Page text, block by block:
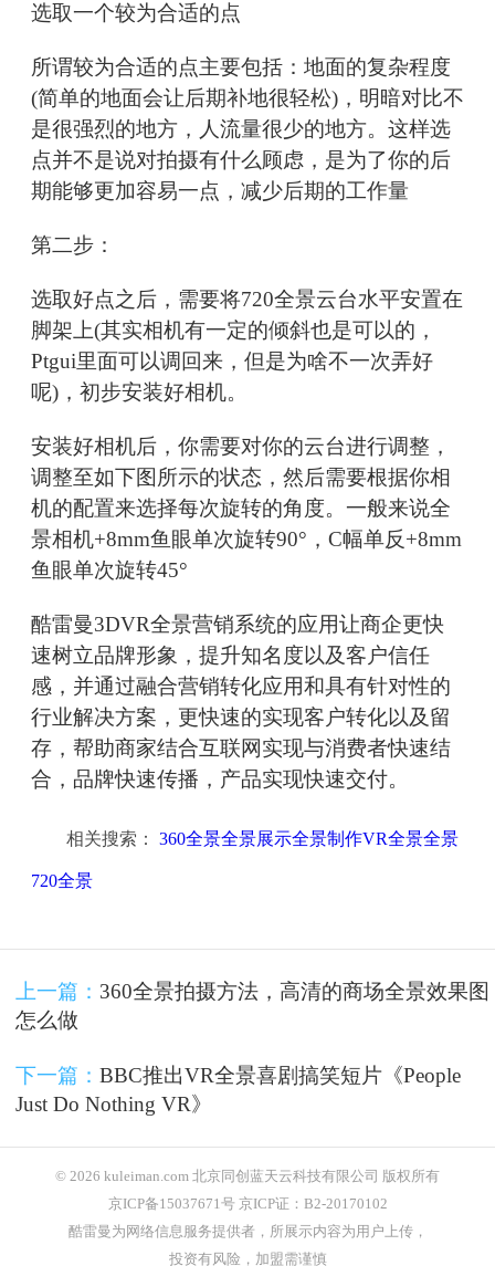
选取一个较为合适的点
所谓较为合适的点主要包括：地面的复杂程度
(简单的地面会让后期补地很轻松)，明暗对比不
是很强烈的地方，人流量很少的地方。这样选
点并不是说对拍摄有什么顾虑，是为了你的后
期能够更加容易一点，减少后期的工作量
第二步：
选取好点之后，需要将720全景云台水平安置在
脚架上(其实相机有一定的倾斜也是可以的，
Ptgui里面可以调回来，但是为啥不一次弄好
呢)，初步安装好相机。
安装好相机后，你需要对你的云台进行调整，
调整至如下图所示的状态，然后需要根据你相
机的配置来选择每次旋转的角度。一般来说全
景相机+8mm鱼眼单次旋转90°，C幅单反+8mm
鱼眼单次旋转45°
酷雷曼3DVR全景营销系统的应用让商企更快
速树立品牌形象，提升知名度以及客户信任
感，并通过融合营销转化应用和具有针对性的
行业解决方案，更快速的实现客户转化以及留
存，帮助商家结合互联网实现与消费者快速结
合，品牌快速传播，产品实现快速交付。
相关搜索： 360全景全景展示全景制作VR全景全景
720全景
上一篇： 360全景拍摄方法，高清的商场全景效果图
怎么做
下一篇： BBC推出VR全景喜剧搞笑短片《People
Just Do Nothing VR》
© 2026 kuleiman.com 北京同创蓝天云科技有限公司 版权所有
京ICP备15037671号 京ICP证：B2-20170102
酷雷曼为网络信息服务提供者，所展示内容为用户上传，
投资有风险，加盟需谨慎